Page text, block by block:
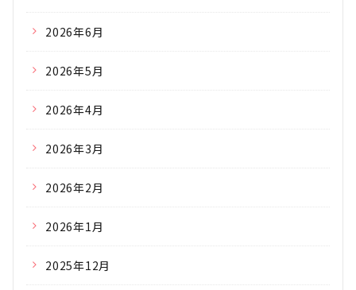
2026年6月
2026年5月
2026年4月
2026年3月
2026年2月
2026年1月
2025年12月